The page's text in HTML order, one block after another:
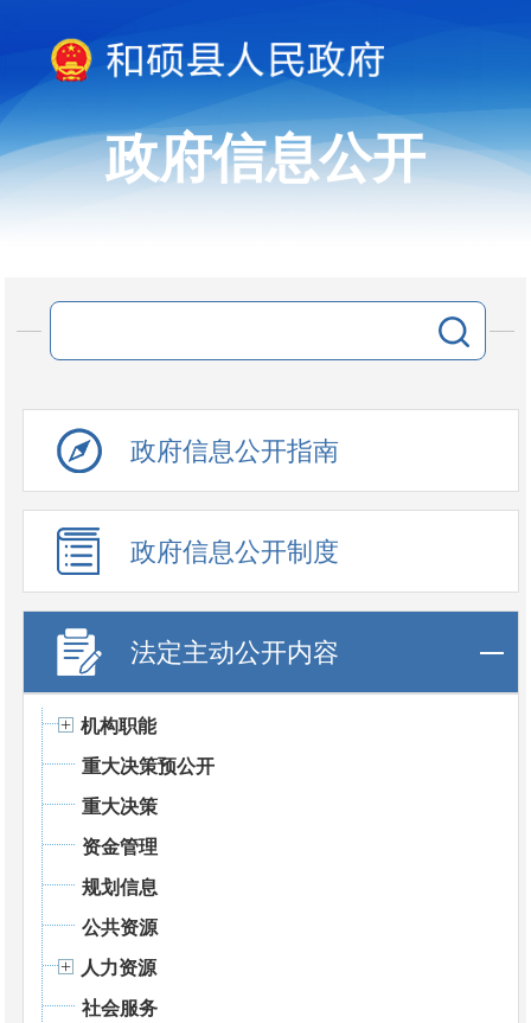
政府信息公开
政府信息公开指南
政府信息公开制度
法定主动公开内容
机构职能
重大决策预公开
重大决策
资金管理
规划信息
公共资源
人力资源
社会服务